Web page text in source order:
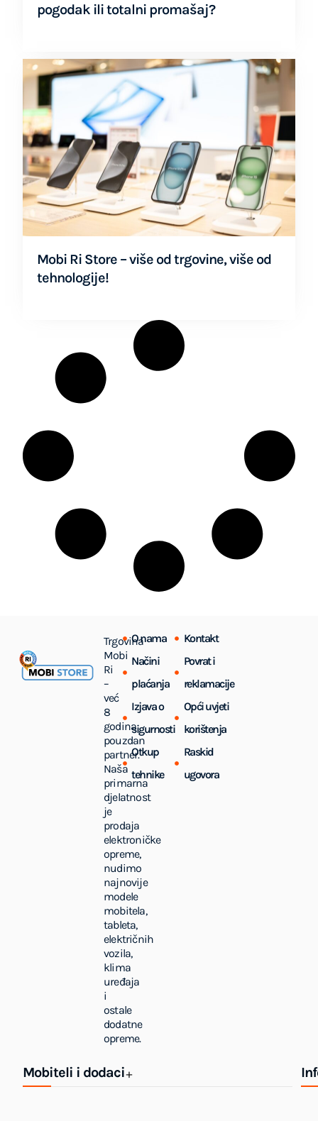
pogodak ili totalni promašaj?
Mobi Ri Store – više od trgovine, više od
tehnologije!
Trgovina
Mobi
Ri
–
već
8
godina
pouzdan
partner.
Naša
primarna
djelatnost
je
prodaja
elektroničke
opreme,
nudimo
najnovije
modele
mobitela,
tableta,
električnih
vozila,
klima
uređaja
i
ostale
dodatne
opreme.
O nama
Kontakt
Načini
plaćanja
Povrat i
reklamacije
Izjava o
sigurnosti
Opći uvjeti
korištenja
Otkup
tehnike
Raskid
ugovora
Mobiteli i dodaci+